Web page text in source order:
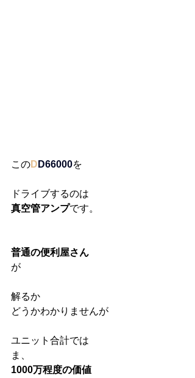
このD D66000を
ドライブするのは
真空管アンプです。
普通の便利屋さん
が
解るか
どうかわかりませんが
ユニット合計では
ま、
1000万程度の価値